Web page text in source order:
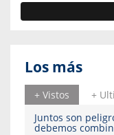
Los más
+ Vistos
+
Juntos son
debemos